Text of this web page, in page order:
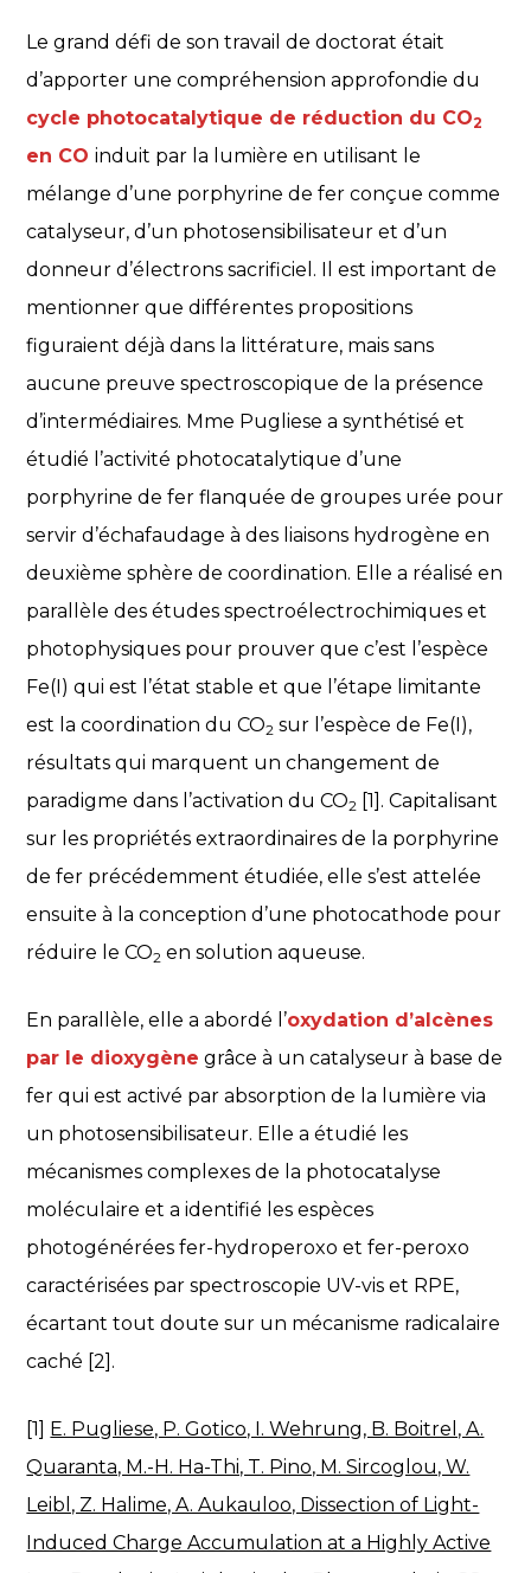
Le grand défi de son travail de doctorat était
d’apporter une compréhension approfondie du
cycle photocatalytique de réduction du CO2
en COinduit par la lumière en utilisant le
mélange d’une porphyrine de fer conçue comme
catalyseur, d’un photosensibilisateur et d’un
donneur d’électrons sacrificiel. Il est important de
mentionner que différentes propositions
figuraient déjà dans la littérature, mais sans
aucune preuve spectroscopique de la présence
d’intermédiaires. Mme Pugliese a synthétisé et
étudié l’activité photocatalytique d’une
porphyrine de fer flanquée de groupes urée pour
servir d’échafaudage à des liaisons hydrogène en
deuxième sphère de coordination. Elle a réalisé en
parallèle des études spectroélectrochimiques et
photophysiques pour prouver que c’est l’espèce
Fe(I) qui est l’état stable et que l’étape limitante
est la coordination du CO2 sur l’espèce de Fe(I),
résultats qui marquent un changement de
paradigme dans l’activation du CO2 [1]. Capitalisant
sur les propriétés extraordinaires de la porphyrine
de fer précédemment étudiée, elle s’est attelée
ensuite à la conception d’une photocathode pour
réduire le CO2 en solution aqueuse.
En parallèle, elle a abordé l’oxydation d’alcènes
par le dioxygène grâce à un catalyseur à base de
fer qui est activé par absorption de la lumière via
un photosensibilisateur. Elle a étudié les
mécanismes complexes de la photocatalyse
moléculaire et a identifié les espèces
photogénérées fer-hydroperoxo et fer-peroxo
caractérisées par spectroscopie UV-vis et RPE,
écartant tout doute sur un mécanisme radicalaire
caché [2].
[1] E. Pugliese, P. Gotico, I. Wehrung, B. Boitrel, A.
Quaranta, M.-H. Ha-Thi, T. Pino, M. Sircoglou, W.
Leibl, Z. Halime, A. Aukauloo, Dissection of Light-
Induced Charge Accumulation at a Highly Active